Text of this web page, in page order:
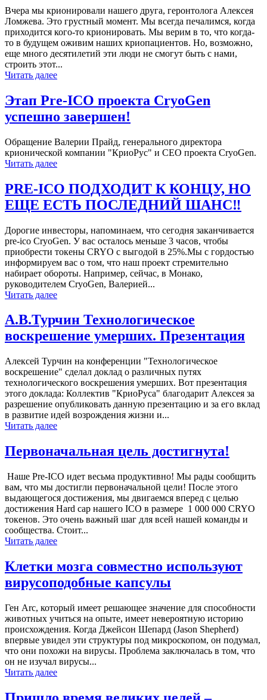
Вчера мы крионировали нашего друга, геронтолога Алексея
Ломжева. Это грустный момент. Мы всегда печалимся, когда
приходится кого-то крионировать. Мы верим в то, что когда-
то в будущем оживим наших криопациентов. Но, возможно,
еще много десятилетий эти люди не смогут быть с нами,
строить этот...
Читать далее
Этап Pre-ICO проекта CryoGen
успешно завершен!
Обращение Валерии Прайд, генерального директора
крионической компании "КриоРус" и СЕО проекта CryoGen.
Читать далее
PRE-ICO ПОДХОДИТ К КОНЦУ, НО
ЕЩЕ ЕСТЬ ПОСЛЕДНИЙ ШАНС‼️
Дорогие инвесторы, напоминаем, что сегодня заканчивается
pre-ico CryoGen. У вас осталось меньше 3 часов, чтобы
приобрести токены CRYO с выгодой в 25%.Мы с гордостью
информируем вас о том, что наш проект стремительно
набирает обороты. Например, сейчас, в Монако,
руководителем CryoGen, Валерией...
Читать далее
А.В.Турчин Технологическое
воскрешение умерших. Презентация
Алексей Турчин на конференции "Технологическое
воскрешение" сделал доклад о различных путях
технологического воскрешения умерших. Вот презентация
этого доклада: Коллектив "КриоРуса" благодарит Алексея за
разрешение опубликовать данную презентацию и за его вклад
в развитие идей возрождения жизни и...
Читать далее
Первоначальная цель достигнута!
Наше Pre-ICO идет весьма продуктивно! Мы рады сообщить
вам, что мы достигли первоначальной цели! После этого
выдающегося достижения, мы двигаемся вперед с целью
достижения Hard cap нашего ICO в размере 1 000 000 CRYO
токенов. Это очень важный шаг для всей нашей команды и
сообщества. Стоит...
Читать далее
Клетки мозга совместно используют
вирусоподобные капсулы
Ген Arc, который имеет решающее значение для способности
животных учиться на опыте, имеет невероятную историю
происхождения. Когда Джейсон Шепард (Jason Shepherd)
впервые увидел эти структуры под микроскопом, он подумал,
что они похожи на вирусы. Проблема заключалась в том, что
он не изучал вирусы...
Читать далее